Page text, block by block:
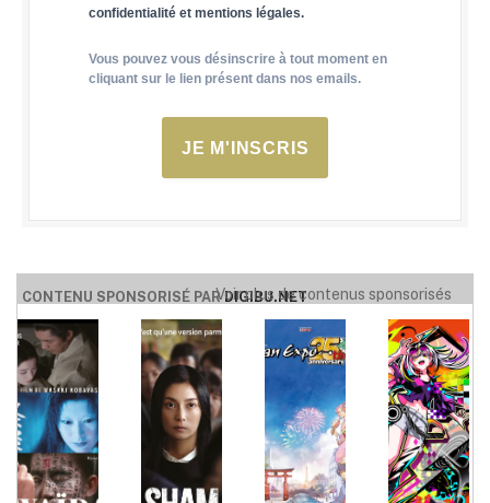
confidentialité et mentions légales.
Vous pouvez vous désinscrire à tout moment en
cliquant sur le lien présent dans nos emails.
JE M'INSCRIS
CONTENU SPONSORISÉ PARDIGIBU.NET
Voir plus de contenus sponsorisés